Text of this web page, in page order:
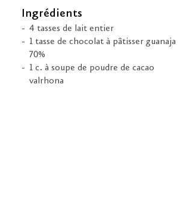
Ingrédients
4 tasses de lait entier
1 tasse de chocolat à pâtisser guanaja
70%
1 c. à soupe de poudre de cacao
valrhona